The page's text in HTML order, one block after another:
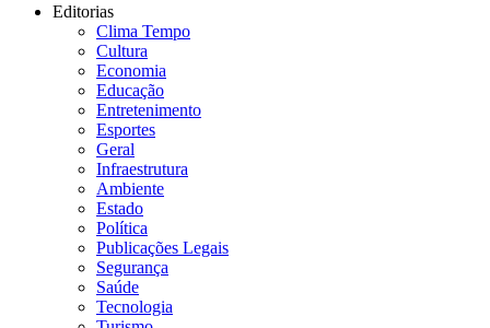
Editorias
Clima Tempo
Cultura
Economia
Educação
Entretenimento
Esportes
Geral
Infraestrutura
Ambiente
Estado
Política
Publicações Legais
Segurança
Saúde
Tecnologia